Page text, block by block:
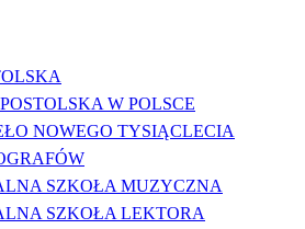
W POLSCE
NOWEGO TYSIĄCLECIA
SZKOŁA MUZYCZNA
SZKOŁA LEKTORA